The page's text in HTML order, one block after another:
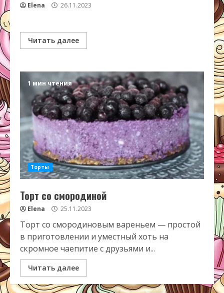
Elena 26.11.2023
Читать далее
1 мин чтения
Торты
Торт со смородиной
Elena 25.11.2023
Торт со смородиновым вареньем — простой
в приготовлении и уместный хоть на
скромное чаепитие с друзьями и...
Читать далее